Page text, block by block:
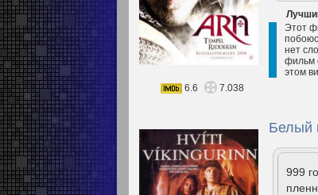
Этот
нет
фильм
этом
6.6
7.038
Белый
999